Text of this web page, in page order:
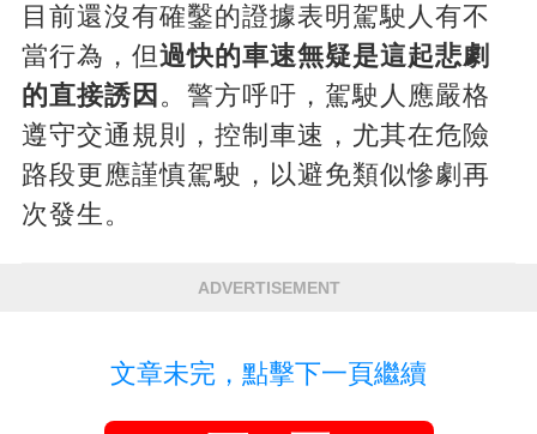
目前還沒有確鑿的證據表明駕駛人有不
當行為，但過快的車速無疑是這起悲劇
的直接誘因 。警方呼吁，駕駛人應嚴格
遵守交通規則，控制車速，尤其在危險
路段更應謹慎駕駛，以避免類似慘劇再
次發生。
ADVERTISEMENT
文章未完，點擊下一頁繼續